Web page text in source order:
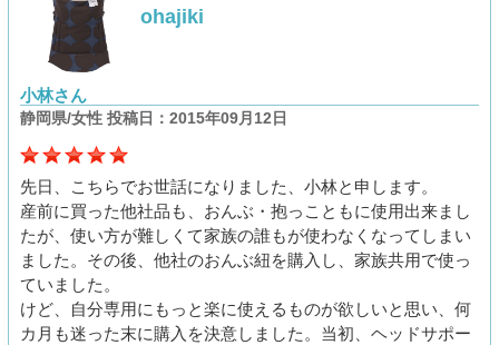
ohajiki
小林さん
静岡県/女性 投稿日：2015年09月12日
先日、こちらでお世話になりました、小林と申します。
産前に買った他社品も、おんぶ・抱っこともに使用出来まし
たが、使い方が難しくて家族の誰もが使わなくなってしまい
ました。その後、他社のおんぶ紐を購入し、家族共用で使っ
ていました。
けど、自分専用にもっと楽に使えるものが欲しいと思い、何
カ月も迷った末に購入を決意しました。当初、ヘッドサポー